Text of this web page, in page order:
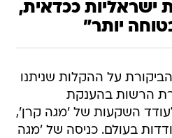
ישראליות ככדאית,
יותר"
על ההקלות שניתנו
הרשות בהענקת
השקעות של 'מגה קרן',
בעולם. כניסה של 'מגה